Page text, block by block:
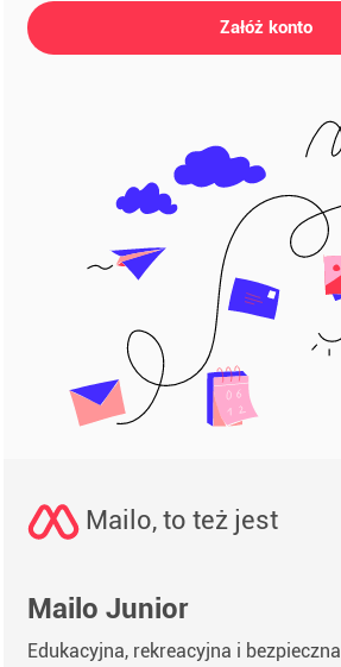
Załóż konto
Mailo, to też jest
Mailo Junior
Edukacyjna, rekreacyjna i bezpieczna